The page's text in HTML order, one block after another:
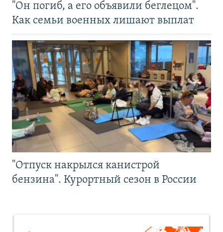
"Он погиб, а его объявили беглецом".
Как семьи военных лишают выплат
"Отпуск накрылся канистрой
бензина". Курортный сезон в России